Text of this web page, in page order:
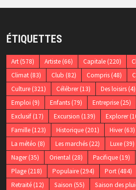
ÉTIQUETTES
Art(578) Artiste(66) Capitale(220)
Climat(83) Club (82) Compris(48)
Culture(321) Célébrer(13) Des loisirs(4)
Emploi (9) Enfants(79) Entreprise(25)
Exclusif(17) Excursion (139) Explorer
Famille(123) Historique(201) Hiver(63)
La météo (8) Les marchés(22) Luxe(39)
Nager(35) Oriental(28) Pacifique(19)
Plage(218) Populaire(294) Port(484)
Retraité(12) Saison (55) Saison des